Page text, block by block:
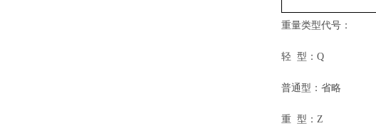
重量类型代号：
轻 型： Q
普通型：省略
重 型： Z